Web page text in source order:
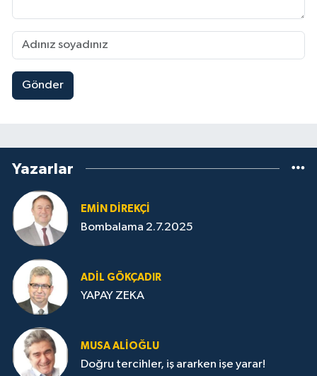
Gönder
Yazarlar
EMIN DIREKÇI
Bombalama 2.7.2025
ADIL GÖKÇADIR
YAPAY ZEKA
MUSA ALIOĞLU
Doğru tercihler, iş ararken işe yarar!